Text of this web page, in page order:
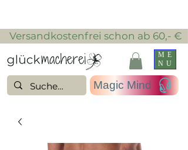
ME
NU
​ Versandkostenfrei schon ab 60,- €
Magic Mind